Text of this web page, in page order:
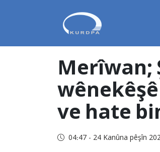
Merîwan;
ve hate
04:47 - 24 Kanûna pêşîn